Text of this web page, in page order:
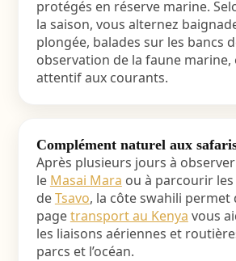
protégés en réserve marine.
la saison, vous alternez
plongée, balades sur les bancs
observation de la faune
attentif aux courants.
Complément naturel aux
Après plusieurs jours à
le Masai Mara ou à parcourir
deTsavo, la côte swahili permet
pagetransport au Kenya vous
les liaisons aériennes et
parcs et l’océan.